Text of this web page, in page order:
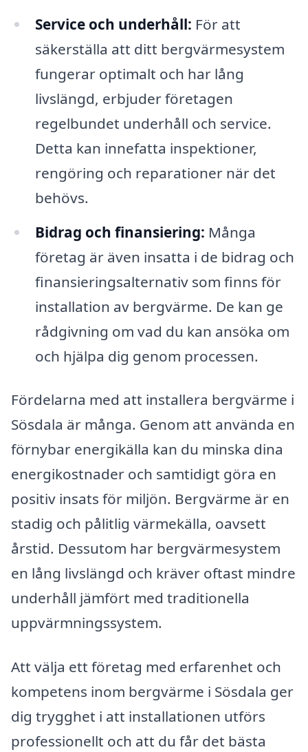
Service och underhåll: För att
säkerställa att ditt bergvärmesystem
fungerar optimalt och har lång
livslängd, erbjuder företagen
regelbundet underhåll och service.
Detta kan innefatta inspektioner,
rengöring och reparationer när det
behövs.
Bidrag och finansiering: Många
företag är även insatta i de bidrag och
finansieringsalternativ som finns för
installation av bergvärme. De kan ge
rådgivning om vad du kan ansöka om
och hjälpa dig genom processen.
Fördelarna med att installera bergvärme i
Sösdala är många. Genom att använda en
förnybar energikälla kan du minska dina
energikostnader och samtidigt göra en
positiv insats för miljön. Bergvärme är en
stadig och pålitlig värmekälla, oavsett
årstid. Dessutom har bergvärmesystem
en lång livslängd och kräver oftast mindre
underhåll jämfört med traditionella
uppvärmningssystem.
Att välja ett företag med erfarenhet och
kompetens inom bergvärme i Sösdala ger
dig trygghet i att installationen utförs
professionellt och att du får det bästa